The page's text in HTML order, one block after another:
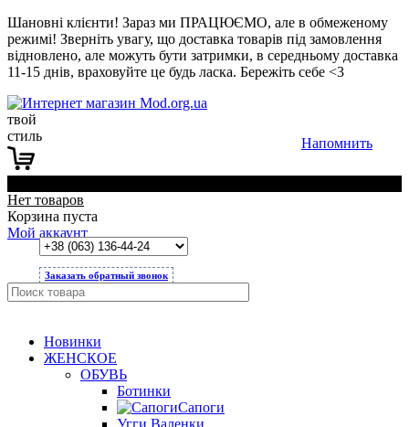
Шановні клієнти! Зараз ми ПРАЦЮЄМО, але в обмеженому
режимі! Зверніть увагу, що доставка товарів під замовлення
відновлено, але можуть бути затримки, в середньому доставка
11-15 днів, враховуйте це будь ласка. Бережіть себе <3
твой
стиль
Нет товаров
Корзина пуста
Мой аккаунт
Заказать обратный звонок
Новинки
ЖЕНСКОЕ
ОБУВЬ
Ботинки
Сапоги
Угги Валенки
Напомнить